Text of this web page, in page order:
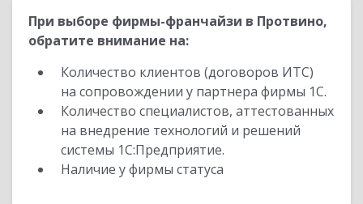
При выборе фирмы-франчайзи в Протвино,
обратите внимание на:
Количество клиентов (договоров ИТС)
на сопровождении у партнера фирмы 1С.
Количество специалистов, аттестованных
на внедрение технологий и решений
системы 1С:Предприятие.
Наличие у фирмы статуса